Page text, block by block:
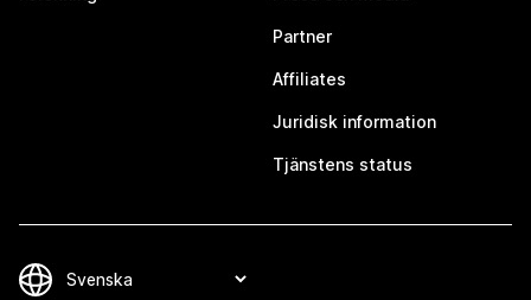
Partner
Affiliates
Juridisk information
Tjänstens status